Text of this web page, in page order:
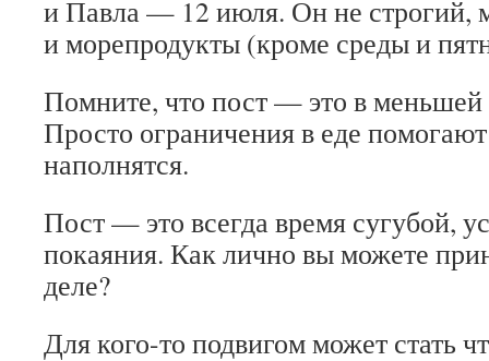
и Павла — 12 июля. Он не строгий,
и морепродукты (кроме среды и
Помните, что пост — это в меньшей
Просто ограничения в еде
наполнятся.
Пост — это всегда время сугубой,
покаяния. Как лично вы можете
деле?
Для кого-то подвигом может стать